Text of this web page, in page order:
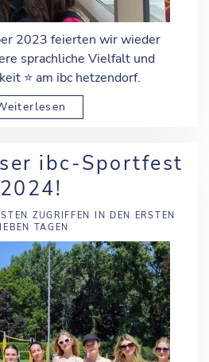
2023 feierten wir wieder
sprachliche Vielfalt und
⭐️ am ibc hetzendorf.
ibc-Sportfest
2024!
ZUGRIFFEN IN DEN ERSTEN
TAGEN